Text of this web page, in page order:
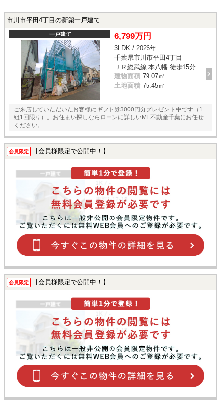
市川市平田4丁目の新築一戸建て
一戸建て 6,799万円
3LDK / 2026年
千葉県市川市平田4丁目
ＪＲ総武線 本八幡 徒歩15分
建物面積 79.07㎡
土地面積 75.45㎡
ご来店していただいたお客様にギフト券3000円分プレゼント中です（1
組1回限り）。お住まい探しならローンに詳しいME不動産千葉にお任せ
ください。
会員限定 【会員様限定で公開中！】
会員限定 【会員様限定で公開中！】